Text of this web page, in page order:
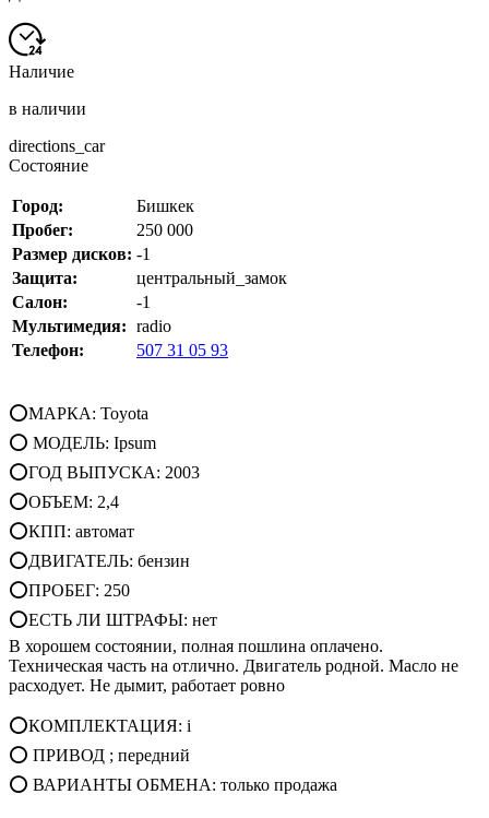
Наличие
в наличии
directions_car
Состояние
Город:
Бишкек
Пробег:
250 000
Размер дисков: -1
Защита:
центральный_замок
Салон:
-1
Мультимедия: radio
Телефон:
507 31 05 93
⭕МАРКА: Toyota
⭕ МОДЕЛЬ: Ipsum
⭕ГОД ВЫПУСКА: 2003
⭕ОБЪЕМ: 2,4
⭕КПП: автомат
⭕ДВИГАТЕЛЬ: бензин
⭕ПРОБЕГ: 250
⭕ЕСТЬ ЛИ ШТРАФЫ: нет
В хорошем состоянии, полная пошлина оплачено.
Техническая часть на отлично. Двигатель родной. Масло не
расходует. Не дымит, работает ровно
⭕КОМПЛЕКТАЦИЯ: i
⭕ ПРИВОД ; передний
⭕ ВАРИАНТЫ ОБМЕНА: только продажа